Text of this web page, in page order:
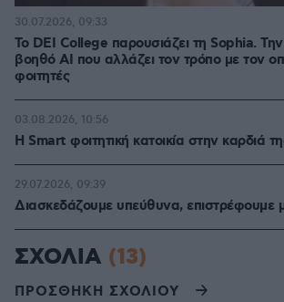
Το DEI College παρουσιάζει τη Sophia.
βοηθό AI που αλλάζει τον τρόπο με τον
φοιτητές
30.07.2026, 09:33
Η Smart φοιτητική κατοικία στην καρδιά
03.08.2026, 10:56
Διασκεδάζουμε υπεύθυνα, επιστρέφουμε
29.07.2026, 09:39
ΣΧΟΛΙΑ (13)
ΠΡΟΣΘΗΚΗ ΣΧΟΛΙΟΥ